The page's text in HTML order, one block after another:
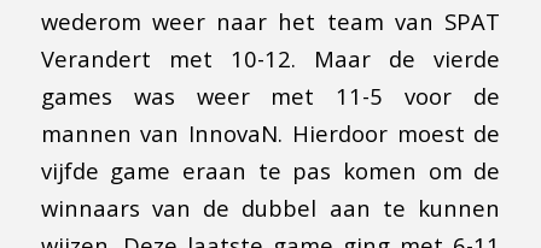
wederom weer naar het team van SPAT
Verandert met 10-12. Maar de vierde
games was weer met 11-5 voor de
mannen van InnovaN. Hierdoor moest de
vijfde game eraan te pas komen om de
winnaars van de dubbel aan te kunnen